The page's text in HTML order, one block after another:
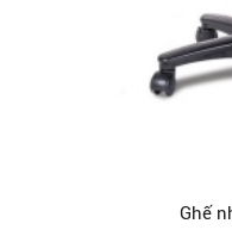
Ghế